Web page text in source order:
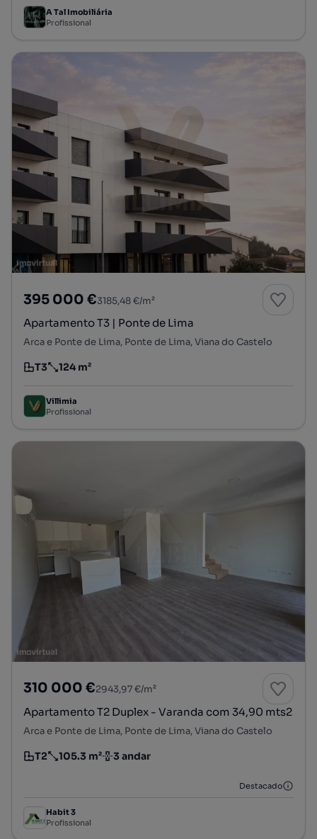
A Tal Imobiliária
Profissional
395 000 €3185,48 €/m²
Apartamento T3 | Ponte de Lima
Arca e Ponte de Lima, Ponte de Lima, Viana do Castelo
Tipologia
T3
Preço por metro quadrado
124 m²
Villimia
Profissional
310 000 €2943,97 €/m²
Apartamento T2 Duplex - Varanda com 34,90 mts2
Arca e Ponte de Lima, Ponte de Lima, Viana do Castelo
Tipologia
T2
Preço por metro quadrado
105.3 m²
Andar 3 andar
Destacado
Habit 3
Profissional